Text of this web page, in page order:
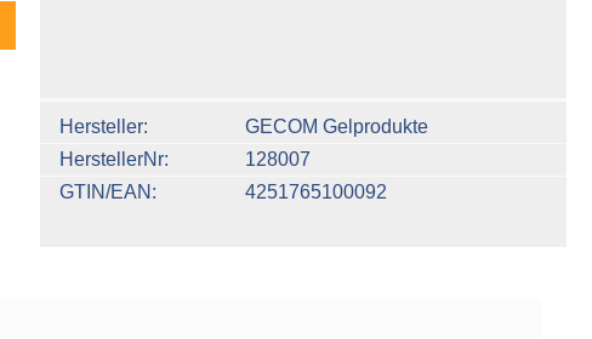
Hersteller
GECOM Gelprodukte
HerstellerNr
128007
GTIN/EAN
4251765100092